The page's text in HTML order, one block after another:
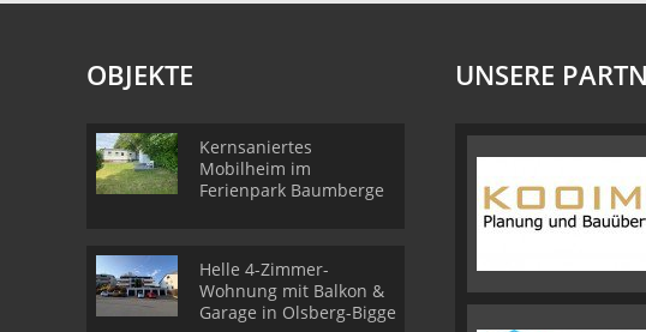
OBJEKTE
Kernsaniertes
Mobilheim im
Ferienpark Baumberge
Helle 4-Zimmer-
Wohnung mit Balkon &
Garage in Olsberg-Bigge
UNSERE